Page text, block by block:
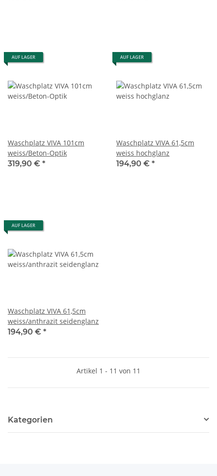
AUF LAGER
Waschplatz VIVA 101cm
weiss/Beton-Optik
319,90 € *
AUF LAGER
Waschplatz VIVA 61,5cm
weiss hochglanz
194,90 € *
AUF LAGER
Waschplatz VIVA 61,5cm
weiss/anthrazit seidenglanz
194,90 € *
Artikel 1 - 11 von 11
Kategorien